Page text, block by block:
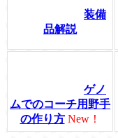
装備
品解説
ゲノ
ムでのコーチ用野手
の作り方 New！